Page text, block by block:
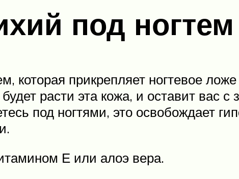
под ногтем
которая прикрепляет ногтевое
расти эта кожа, и оставит вас
под ногтями, это освобождает
Е или алоэ вера.